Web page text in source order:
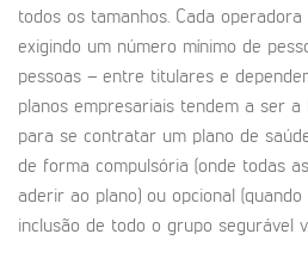
todos os tamanhos. Cada
exigindo um número mínimo de
pessoas – entre titulares e
planos empresariais tendem a ser a
para se contratar um plano de
de forma compulsória (onde todas
aderir ao plano) ou opcional
inclusão de todo o grupo segurável